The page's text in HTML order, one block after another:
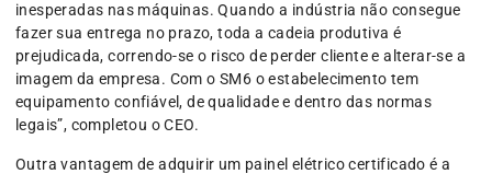
inesperadas nas máquinas. Quando a indústria não consegue
fazer sua entrega no prazo, toda a cadeia produtiva é
prejudicada, correndo-se o risco de perder cliente e alterar-se a
imagem da empresa. Com o SM6 o estabelecimento tem
equipamento confiável, de qualidade e dentro das normas
legais”, completou o CEO.
Outra vantagem de adquirir um painel elétrico certificado é a